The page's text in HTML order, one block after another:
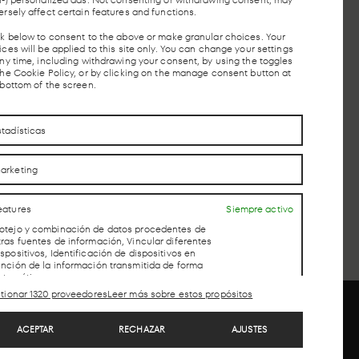
affect certain features and functions.
below to consent to the above or make granular choices. Your
will be applied to this site only. You can change your settings
time, including withdrawing your consent, by using the toggles
Cookie Policy, or by clicking on the manage consent button at
of the screen.
Siempre activo
y combinación de datos procedentes de
fuentes de información, Vincular diferentes
Identificación de dispositivos en
de la información transmitida de forma
datos de localización geográfica precisa, Identificar los
en función de la información solicitada activamente.
1320 proveedoresLeer más sobre estos propósitos
ACEPTAR RECHAZAR AJUSTES
40.
AUTOBUSES TAXIS
CONTACTO
CONTACTO